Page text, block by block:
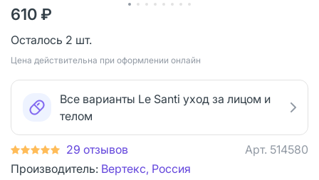
610 ₽
Осталось 2 шт.
Цена действительна при оформлении онлайн
Все варианты Le Santi уход за лицом и
телом
29 отзывов Арт. 514580
Производитель: Вертекс, Россия